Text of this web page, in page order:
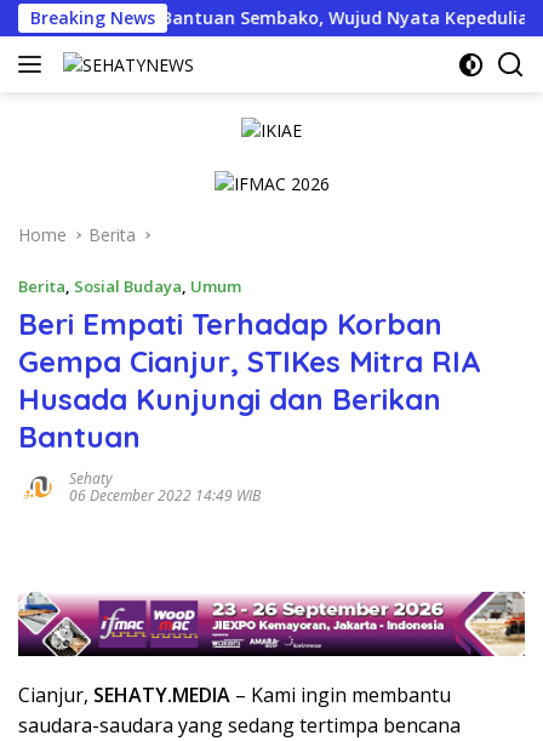
Skip
to
content
Breaking News
Bantuan Sembako, Wujud Nyata Kepedulian Melalui
Home Berita
Berita Sosial Budaya Umum
Beri Empati Terhadap Korban
Gempa Cianjur, STIKes Mitra RIA
Husada Kunjungi dan Berikan
Bantuan
Sehaty
06 December 2022 14:49 WIB
Cianjur, SEHATY.MEDIA – Kami ingin membantu
saudara-saudara yang sedang tertimpa bencana